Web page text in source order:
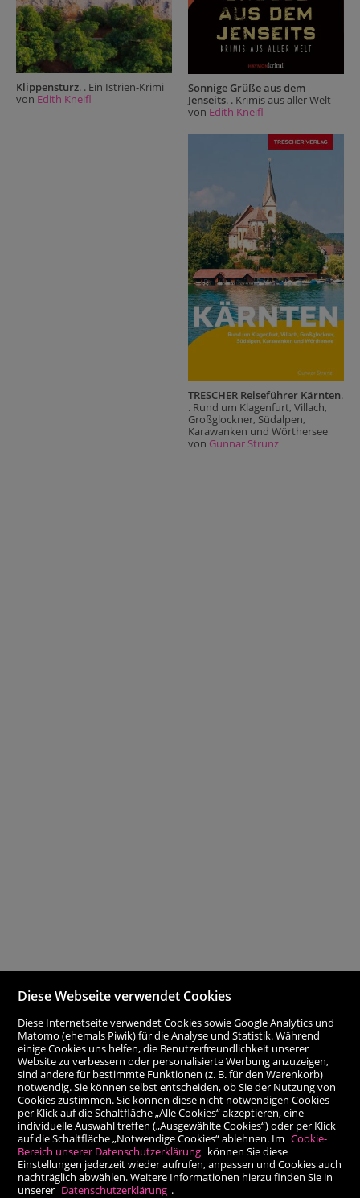
Klippensturz. . Ein Istrien-Krimi
von Edith Kneifl
Sonnige Grüße aus dem
Jenseits. . Krimis aus aller Welt
von Edith Kneifl
TRESCHER Reiseführer Kärnten.
. Rund um Klagenfurt, Villach,
Großglockner, Südalpen,
Karawanken und Wörthersee
von Gunnar Strunz
Diese Webseite verwendet Cookies
Diese Internetseite verwendet Cookies sowie Google Analytics und
Matomo (ehemals Piwik) für die Analyse und Statistik. Während
einige Cookies uns helfen, die Benutzerfreundlichkeit unserer
Website zu verbessern oder personalisierte Werbung anzuzeigen,
sind andere für bestimmte Funktionen (z. B. für den Warenkorb)
notwendig. Sie können selbst entscheiden, ob Sie der Nutzung von
Cookies zustimmen. Sie können diese nicht notwendigen Cookies
per Klick auf die Schaltfläche „Alle Cookies“ akzeptieren, eine
individuelle Auswahl treffen („Ausgewählte Cookies“) oder per Klick
auf die Schaltfläche „Notwendige Cookies“ ablehnen. Im Cookie-
Bereich unserer Datenschutzerklärung können Sie diese
Einstellungen jederzeit wieder aufrufen, anpassen und Cookies auch
nachträglich abwählen. Weitere Informationen hierzu finden Sie in
unserer Datenschutzerklärung .